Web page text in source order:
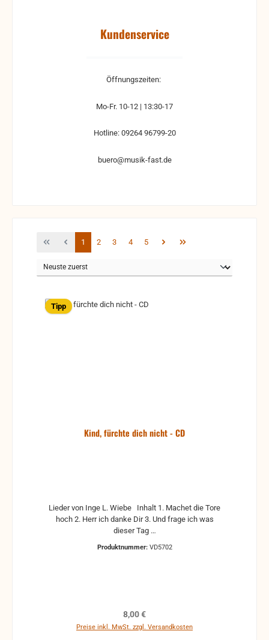
Kundenservice
Öffnungszeiten:
Mo-Fr. 10-12 | 13:30-17
Hotline: 09264 96799-20
buero@musik-fast.de
Seite
1 Seite
2 Seite
3 Seite
4 Seite
5
Tipp
Kind, fürchte dich nicht - CD
Lieder von Inge L. Wiebe Inhalt 1. Machet die Tore
hoch 2. Herr ich danke Dir 3. Und frage ich was
dieser Tag …
Produktnummer: VD5702
Regulärer Preis:
8,00 €
Preise inkl. MwSt. zzgl. Versandkosten